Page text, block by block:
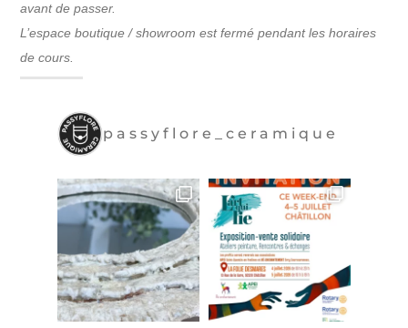
avant de passer.
L’espace boutique / showroom est fermé pendant les horaires
de cours.
passyflore_ceramique